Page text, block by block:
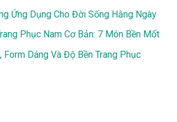
Ứng Dụng Cho Đời Sống Hằng Ngày
Phục Nam Cơ Bản: 7 Món Bền Mốt
Form Dáng Và Độ Bền Trang Phục